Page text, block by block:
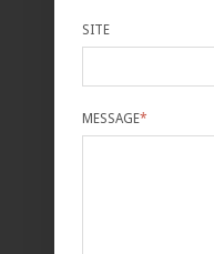
SITE
MESSAGE*